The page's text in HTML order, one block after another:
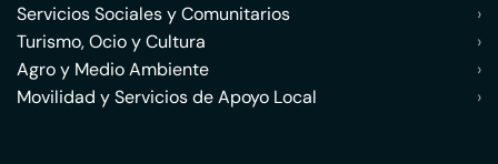
Servicios Sociales y Comunitarios
›
Turismo, Ocio y Cultura
›
Agro y Medio Ambiente
›
Movilidad y Servicios de Apoyo Local
›